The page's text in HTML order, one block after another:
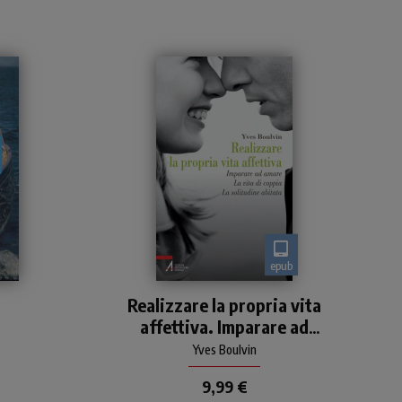
epub
amare, vivere bene la vita di
coppia, aspirare a
un'esistenza positiva e
Realizzare la propria vita
affettiva. Imparare ad
amare. La vita di coppia.
La solitudine abitata
Yves Boulvin
9,99 €